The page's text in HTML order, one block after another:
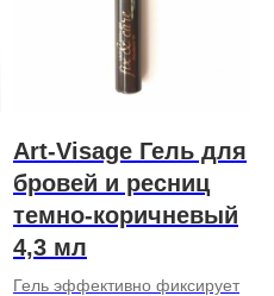
Art-Visage Гель для
бровей и ресниц
темно-коричневый
4,3 мл
Гель эффективно фиксирует